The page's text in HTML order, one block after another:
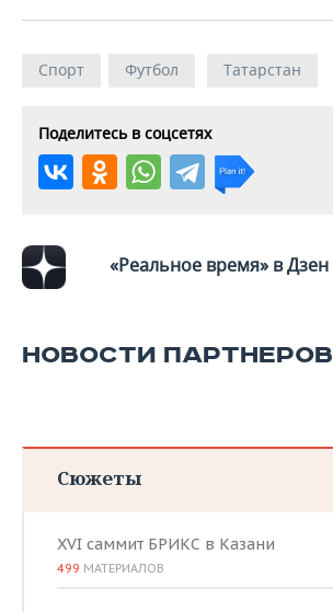
Спорт Футбол Татарстан
Поделитесь в соцсетях
«Реальное время» в Дзен
НОВОСТИ ПАРТНЕРОВ
Сюжеты
XVI саммит БРИКС в Казани
499 МАТЕРИАЛОВ